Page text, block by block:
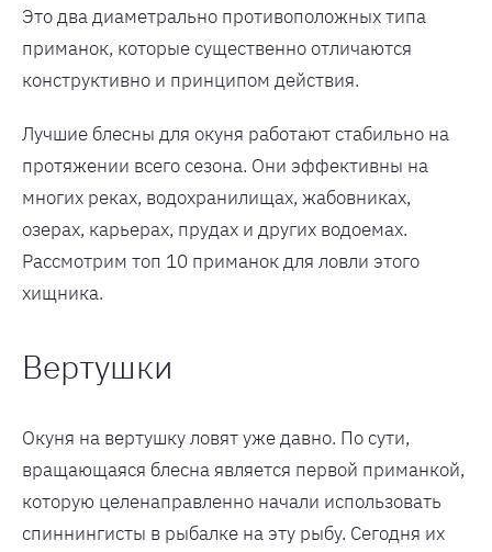
Это два диаметрально противоположных типа
приманок, которые существенно отличаются
конструктивно и принципом действия.
Лучшие блесны для окуня работают стабильно на
протяжении всего сезона. Они эффективны на
многих реках, водохранилищах, жабовниках,
озерах, карьерах, прудах и других водоемах.
Рассмотрим топ 10 приманок для ловли этого
хищника.
Вертушки
Окуня на вертушку ловят уже давно. По сути,
вращающаяся блесна является первой приманкой,
которую целенаправленно начали использовать
спиннингисты в рыбалке на эту рыбу. Сегодня их